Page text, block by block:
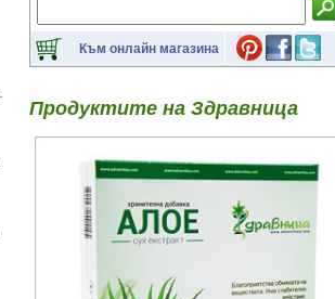
Към онлайн магазина
Продуктите на Здравница